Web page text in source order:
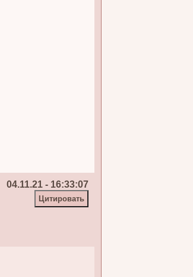
04.11.21 - 16:33:07